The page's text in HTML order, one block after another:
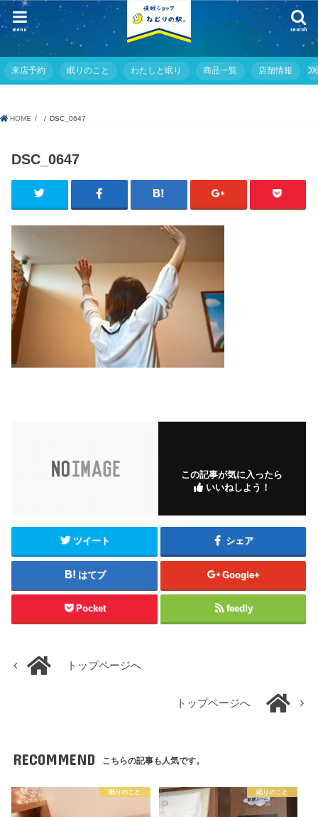
search
menu
来店予約 眠りのこと わたしと眠り 商品一覧 店舗情報
HOME DSC_0647
DSC_0647
この記事が気に入ったら
いいねしよう！
ツイート シェア
はてブ Google+
Pocket feedly
トップページへ
トップページへ
RECOMMEND こちらの記事も人気です。
眠りのこと 眠りのこと